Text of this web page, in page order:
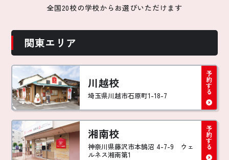
全国20校の学校からお選びいただけます
関東エリア
川越校
埼玉県川越市石原町1-18-7
湘南校
神奈川県藤沢市本鵠沼 4-7-9 ウェ
ルネス湘南第1